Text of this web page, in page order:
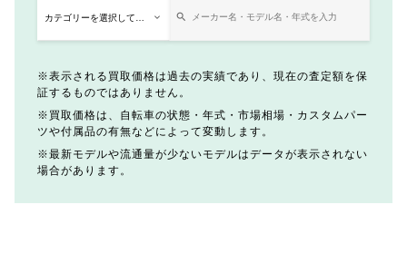
表示される買取価格は過去の実績であり、現在の査定額を保
証するものではありません。
買取価格は、自転車の状態・年式・市場相場・カスタムパー
ツや付属品の有無などによって変動します。
最新モデルや流通量が少ないモデルはデータが表示されない
場合があります。